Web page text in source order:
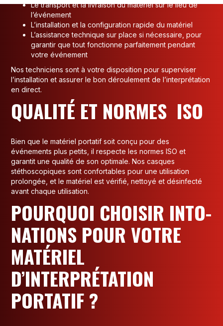
Le transport et la livraison du matériel sur le lieu de
l’événement
L’installation et la configuration rapide du matériel
L’assistance technique sur place si nécessaire, pour
garantir que tout fonctionne parfaitement pendant
votre événement
Nos techniciens sont à votre disposition pour superviser
l’installation et assurer le bon déroulement de l’interprétation
en direct.
QUALITÉ ET NORMES ISO
Bien que le matériel portatif soit conçu pour des
événements plus petits, il respecte les normes ISO et
garantit une qualité de son optimale. Nos casques
stéthoscopiques sont confortables pour une utilisation
prolongée, et le matériel est vérifié, nettoyé et désinfecté
avant chaque utilisation.
POURQUOI CHOISIR INTO-
NATIONS POUR VOTRE
MATÉRIEL
D’INTERPRÉTATION
PORTATIF ?